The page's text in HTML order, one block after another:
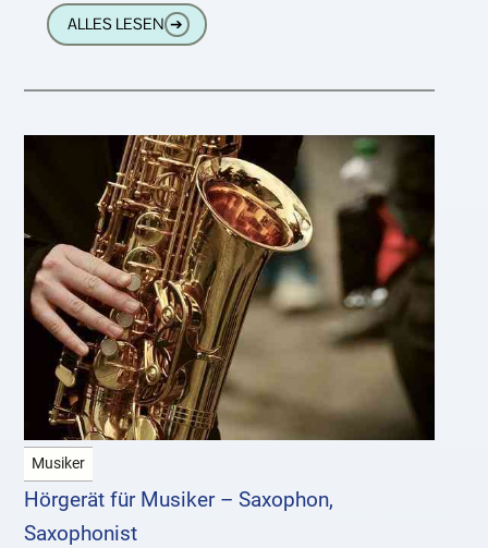
Musikgenuss erheblich einschränken.
Wesentliche Frequenzen werden
ALLES LESEN ➔
Musiker
Hörgerät für Musiker – Saxophon,
Saxophonist